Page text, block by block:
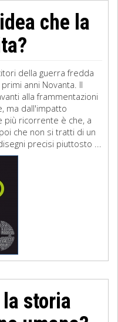
che la
della guerra fredda
anni Novanta. Il
alla frammentazioni
ma dall'impatto
più ricorrente è che, a
che non si tratti di un
precisi piuttosto ...
storia